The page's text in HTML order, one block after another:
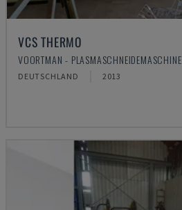
VCS THERMO
VOORTMAN - PLASMASCHNEIDEMASCHINE
DEUTSCHLAND 2013